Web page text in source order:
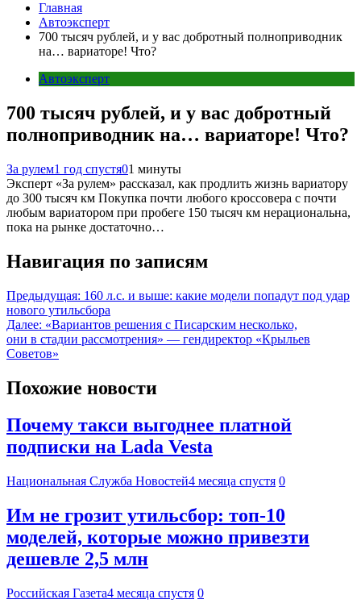
Главная
Автоэксперт
700 тысяч рублей, и у вас добротный полноприводник
на… вариаторе! Что?
Автоэксперт
700 тысяч рублей, и у вас добротный
полноприводник на… вариаторе! Что?
За рулем1 год спустя01 минуты
Эксперт «За рулем» рассказал, как продлить жизнь вариатору
до 300 тысяч км Покупка почти любого кроссовера с почти
любым вариатором при пробеге 150 тысяч км нерациональна,
пока на рынке достаточно…
Навигация по записям
Предыдущая: 160 л.с. и выше: какие модели попадут под удар
нового утильсбора
Далее: «Вариантов решения с Писарским несколько,
они в стадии рассмотрения» — гендиректор «Крыльев
Советов»
Похожие новости
Почему такси выгоднее платной
подписки на Lada Vesta
Национальная Служба Новостей4 месяца спустя 0
Им не грозит утильсбор: топ-10
моделей, которые можно привезти
дешевле 2,5 млн
Российская Газета4 месяца спустя 0